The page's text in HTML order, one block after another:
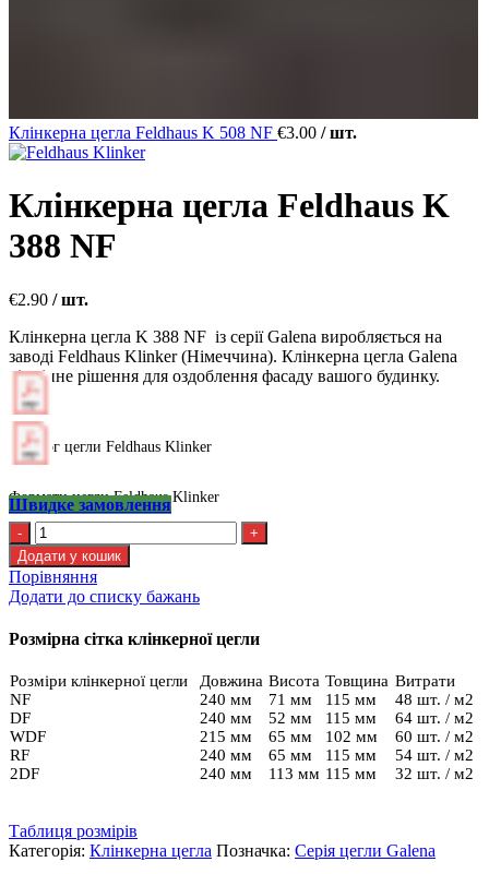
Клінкерна цегла Feldhaus K 508 NF €3.00 / шт.
Клінкерна цегла Feldhaus K
388 NF
€2.90 / шт.
Клінкерна цегла K 388 NF із серії Galena виробляється на
заводі Feldhaus Klinker (Німеччина). Клінкерна цегла Galena
відмінне рішення для оздоблення фасаду вашого будинку.
Каталог цегли Feldhaus Klinker
Формати цегли Feldhaus Klinker
Швидке замовлення
Клінкерна
цегла
Feldhaus
K
388
NF
кількість
Додати у кошик
Порівняння
Додати до списку бажань
Розмірна сітка клінкерної цегли
Розміри клінкерної цегли Довжина Висота Товщина Витрати
NF
240 мм 71 мм 115 мм
48 шт. / м2
DF
240 мм 52 мм 115 мм
64 шт. / м2
WDF
215 мм 65 мм 102 мм
60 шт. / м2
RF
240 мм 65 мм 115 мм
54 шт. / м2
2DF
240 мм 113 мм 115 мм 32 шт. / м2
Таблиця розмірів
Категорія: Клінкерна цегла Позначка: Серія цегли Galena